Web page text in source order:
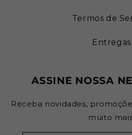
Termos de
Entregas
ASSINE NOSSA
Receba novidades,
muito